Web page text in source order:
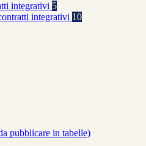
integrativi 5
integrativi 10
pubblicare in tabelle)